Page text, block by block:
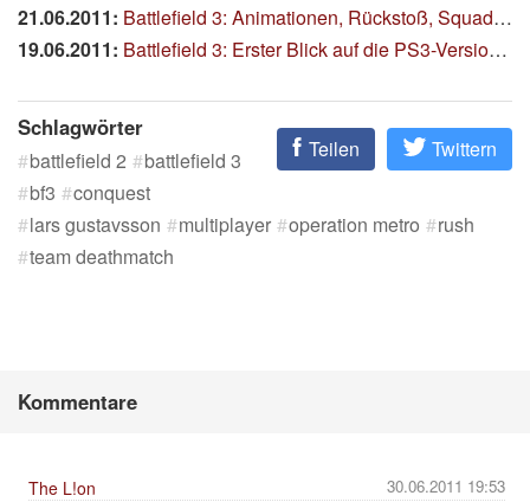
21.06.2011: Battlefield 3: Animationen, Rückstoß, Squad-Leader und mehr
19.06.2011: Battlefield 3: Erster Blick auf die PS3-Version, zehn neue Screenshots
Teilen Twittern
Schlagwörter
battlefield 2
battlefield 3
bf3
conquest
lars gustavsson
multiplayer operation metro
rush
team deathmatch
Kommentare
30.06.2011 19:53
The L!on